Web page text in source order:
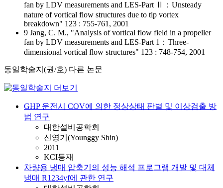
fan by LDV measurements and LES-Part Ⅱ：Unsteady
nature of vortical flow structures due to tip vortex
breakdown" 123 : 755-761, 2001
9 Jang, C. M., "Analysis of vortical flow field in a propeller
fan by LDV measurements and LES-Part 1：Three-
dimensional vortical flow structures" 123 : 748-754, 2001
동일학술지(권/호) 다른 논문
GHP 운전시 COV에 의한 정상상태 판별 및 이상검출 방
법 연구
대한설비공학회
신영기(Younggy Shin)
2011
KCI등재
차량용 냉매 압축기의 성능 해석 프로그램 개발 및 대체
냉매 R1234yf에 관한 연구